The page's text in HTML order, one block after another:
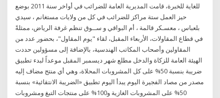
للغاية للخبرة، قامت المديرية العامة للضرائب في أواخر سنة 2011 بوضع
حيز العمل ستة مراكز للضرائب في كل من ولايات مستغانم ، سيدي
بلعباس ، معسـكر قالمة ، أم البواقي و ســوق تنظم غرفة الرياض، ممثلةً
في قطاع المقاولات، الأربعاء المقبل، لقاء "يوم المقاول"، بحضور عدد من
المقاولين وأصحاب المكاتب الهندسية، بالإضافة إلى مسؤولين حددت
الهيئة العامة للزكاة والدخل مطلع شهر ديسمبر المقبل موعداً لبدء تطبيق
ضريبة بنسبة 50% على كل المشروبات المحلاة، وهي أي منتج مضاف إليه
مصدر من مصاد الفجيرة اليوم يبدأ اليوم تطبيق «الضريبة الانتقائية» بنسبة
50% على المشروبات الغازية و100% على منتجات التبغ ومشروبات